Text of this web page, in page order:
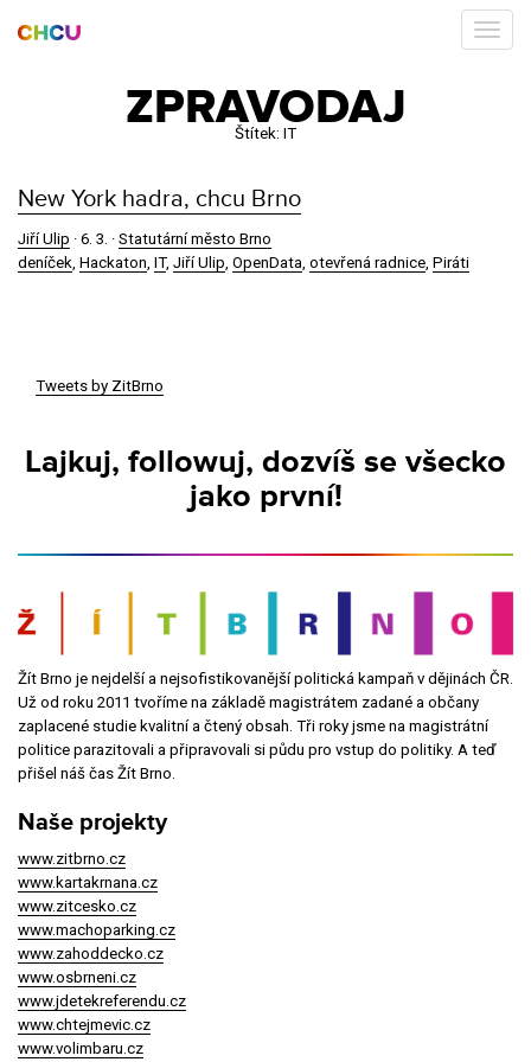
ZPRAVODAJ
Štítek: IT
New York hadra, chcu Brno
Jiří Ulip · 6. 3. · Statutární město Brno
deníček, Hackaton, IT, Jiří Ulip, OpenData, otevřená radnice, Piráti
Tweets by ZitBrno
Lajkuj, followuj, dozvíš se všecko
jako první!
Žít Brno je nejdelší a nejsofistikovanější politická kampaň v dějinách ČR.
Už od roku 2011 tvoříme na základě magistrátem zadané a občany
zaplacené studie kvalitní a čtený obsah. Tři roky jsme na magistrátní
politice parazitovali a připravovali si půdu pro vstup do politiky. A teď
přišel náš čas Žít Brno.
Naše projekty
www.zitbrno.cz
www.kartakrnana.cz
www.zitcesko.cz
www.machoparking.cz
www.zahoddecko.cz
www.osbrneni.cz
www.jdetekreferendu.cz
www.chtejmevic.cz
www.volimbaru.cz